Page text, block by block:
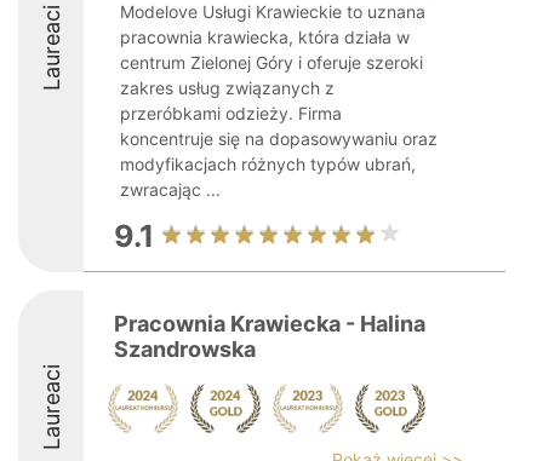
Laureaci
Modelove Usługi Krawieckie to uznana
pracownia krawiecka, która działa w
centrum Zielonej Góry i oferuje szeroki
zakres usług związanych z
przeróbkami odzieży. Firma
koncentruje się na dopasowywaniu oraz
modyfikacjach różnych typów ubrań,
zwracając ...
9.1
Laureaci
Pracownia Krawiecka - Halina
Szandrowska